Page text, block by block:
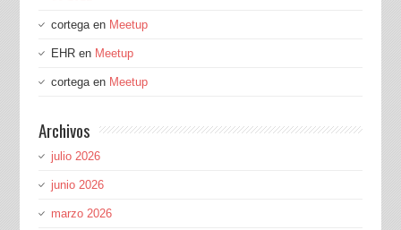
cortegaen Meetup
EHRen Meetup
cortegaen Meetup
Archivos
julio 2026
junio 2026
marzo 2026